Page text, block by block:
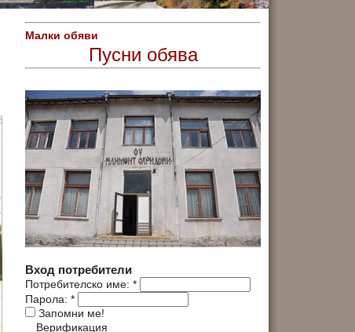
Малки обяви
Пусни обява
Вход потребители
Потребителско име: *
Парола: *
Запомни ме!
Верификация